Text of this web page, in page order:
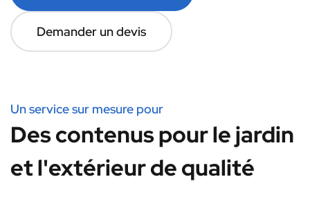
Demander un devis
Un service sur mesure pour
Des contenus pour le jardin
et l'extérieur de qualité